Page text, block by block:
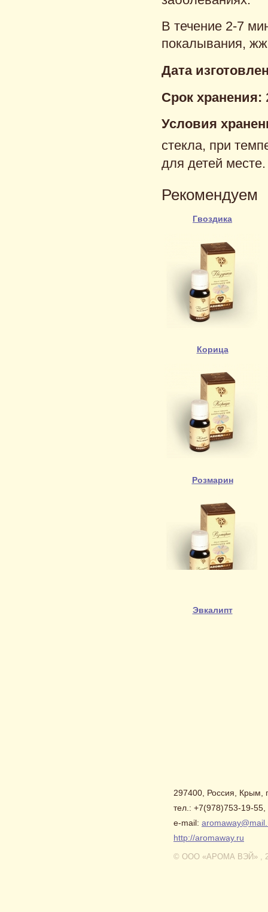
В течение 2-7
покалывания,
Дата
Срок хранения:
Условия
стекла, при
для детей
Рекомендуем
Гвоздика
Корица
Розмарин
Эвкалипт
297400, Россия, Крым,
тел.: +7(978)753-19-
e-mail:
http://aromaway.ru
© ООО «АРОМА ВЭЙ» ,